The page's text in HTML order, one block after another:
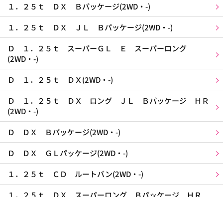
１．２５ｔ ＤＸ Ｂパッケージ(2WD・-)
１．２５ｔ ＤＸ ＪＬ Ｂパッケージ(2WD・-)
Ｄ １．２５ｔ スーパーＧＬ Ｅ スーパーロング
(2WD・-)
Ｄ １．２５ｔ ＤＸ(2WD・-)
Ｄ １．２５ｔ ＤＸ ロング ＪＬ Ｂパッケージ ＨＲ
(2WD・-)
Ｄ ＤＸ Ｂパッケージ(2WD・-)
Ｄ ＤＸ ＧＬパッケージ(2WD・-)
１．２５ｔ ＣＤ ルートバン(2WD・-)
１．２５ｔ ＤＸ スーパーロング Ｂパッケージ ＨＲ